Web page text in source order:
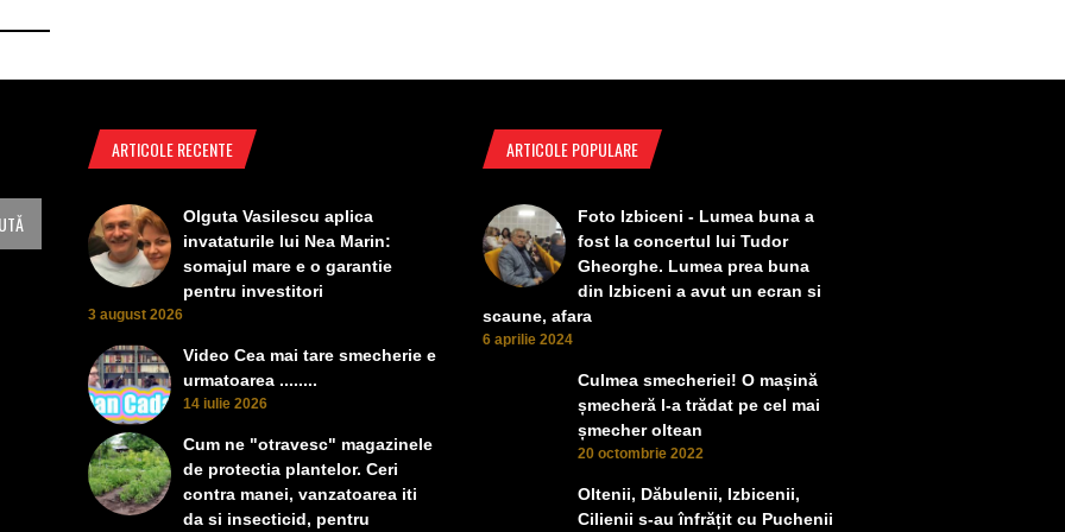
ARTICOLE RECENTE
Olguta Vasilescu aplica
invataturile lui Nea Marin:
somajul mare e o garantie
pentru investitori
3 august 2026
Video Cea mai tare smecherie e
urmatoarea ........
14 iulie 2026
Cum ne "otravesc" magazinele
de protectia plantelor. Ceri
contra manei, vanzatoarea iti
da si insecticid, pentru
ARTICOLE POPULARE
Foto Izbiceni - Lumea buna a
fost la concertul lui Tudor
Gheorghe. Lumea prea buna
din Izbiceni a avut un ecran si
scaune, afara
6 aprilie 2024
Culmea smecheriei! O mașină
șmecheră l-a trădat pe cel mai
șmecher oltean
20 octombrie 2022
Oltenii, Dăbulenii, Izbicenii,
Cilienii s-au înfrățit cu Puchenii